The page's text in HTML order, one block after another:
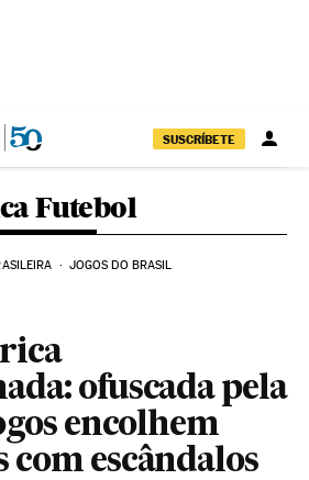
SUSCRÍBETE
Futebol
JOGOS DO BRASIL
ofuscada pela
encolhem
com escândalos